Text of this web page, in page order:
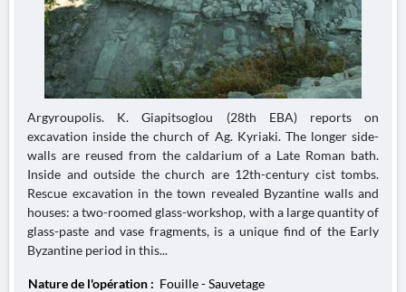
Argyroupolis. K. Giapitsoglou (28th EBA) reports on
excavation inside the church of Ag. Kyriaki. The longer side-
walls are reused from the caldarium of a Late Roman bath.
Inside and outside the church are 12th-century cist tombs.
Rescue excavation in the town revealed Byzantine walls and
houses: a two-roomed glass-workshop, with a large quantity of
glass-paste and vase fragments, is a unique find of the Early
Byzantine period in this...
Nature de l'opération : Fouille - Sauvetage